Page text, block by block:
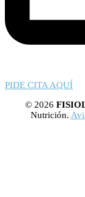
PIDE CITA AQUÍ
© 2026
Nutrición.